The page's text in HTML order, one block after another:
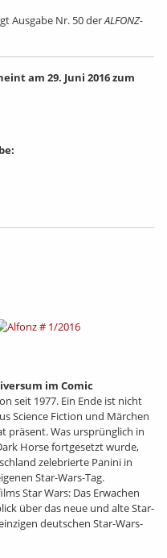
Ausgabe Nr. 50 derALFONZ-
am 29. Juni 2016 zum
im Comic
seit 1977. Ein Ende ist nicht
Science Fiction und Märchen
präsent. Was ursprünglich in
Horse fortgesetzt wurde,
zelebrierte Panini in
Star-Wars-Tag.
Star Wars: Das Erwachen
über das neue und alte Star-
deutschen Star-Wars-